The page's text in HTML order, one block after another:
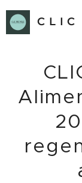
C L I C